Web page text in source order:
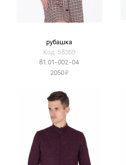
рубашка
Код: 58369
81.01-002-04
2050Я